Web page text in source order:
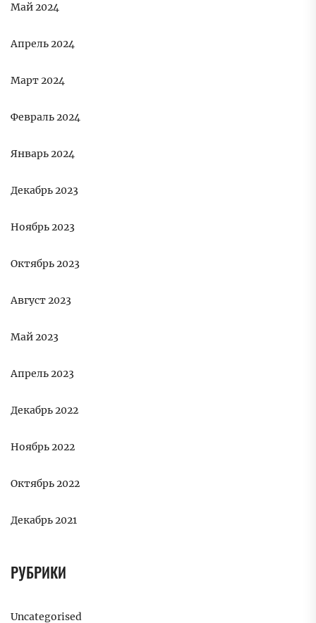
Май 2024
Апрель 2024
Март 2024
Февраль 2024
Январь 2024
Декабрь 2023
Ноябрь 2023
Октябрь 2023
Август 2023
Май 2023
Апрель 2023
Декабрь 2022
Ноябрь 2022
Октябрь 2022
Декабрь 2021
РУБРИКИ
Uncategorised